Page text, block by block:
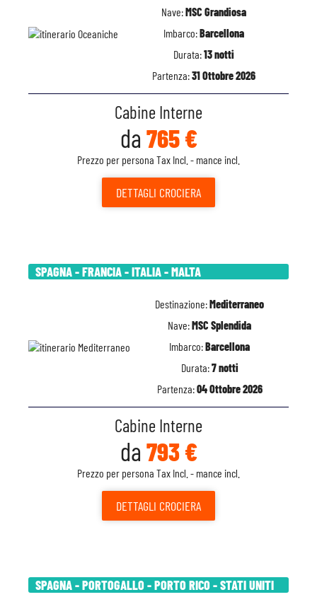
Nave:MSC Grandiosa
Imbarco:Barcellona
Durata:13 notti
Partenza:31 Ottobre 2026
Cabine Interne
da 765 €
Prezzo per persona Tax Incl. - mance incl.
DETTAGLI CROCIERA
SPAGNA - FRANCIA - ITALIA - MALTA
Destinazione:Mediterraneo
Nave:MSC Splendida
Imbarco:Barcellona
Durata:7 notti
Partenza:04 Ottobre 2026
Cabine Interne
da 793 €
Prezzo per persona Tax Incl. - mance incl.
DETTAGLI CROCIERA
SPAGNA - PORTOGALLO - PORTO RICO - STATI UNITI